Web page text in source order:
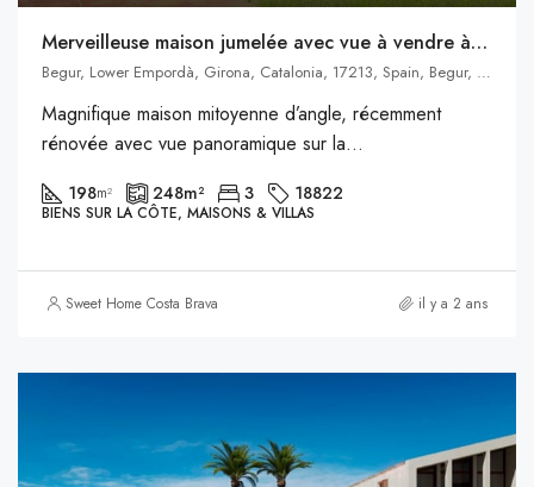
Merveilleuse maison jumelée avec vue à vendre à Begur
Begur, Lower Empordà, Girona, Catalonia, 17213, Spain, Begur, Catalogne
Magnifique maison mitoyenne d’angle, récemment
rénovée avec vue panoramique sur la...
198m² 248m² 3 18822
BIENS SUR LA CÔTE, MAISONS & VILLAS
Sweet Home Costa Brava il y a 2 ans